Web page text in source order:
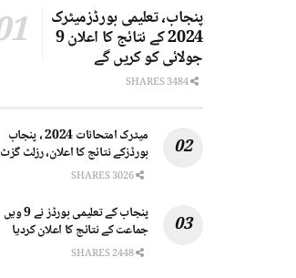
پنجاب، تعلیمی بورڈزمیٹرک
2024 کے نتائج کا اعلان 9
جولائی کو کریں گے
میٹرک امتحانات 2024 ، پنجاب
بورڈزکے نتائج کا اعلان، رزلٹ گزٹ
پنجاب کے تعلیمی بورڈز نے 9 ویں
جماعت کے نتائج کا اعلان کردیا